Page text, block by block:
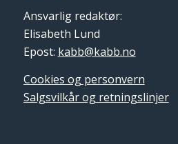
Ansvarlig redaktør:
Elisabeth Lund
Epost: kabb@kabb.no
Cookies og personvern
Salgsvilkår og retningslinjer